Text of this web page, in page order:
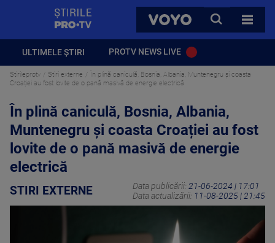
VOYO
CAUTA
TOATE
ULTIMELE ȘTIRI PROTV NEWS LIVE
Stirileprotv Stiri externe
În plină caniculă, Bosnia, Albania, Muntenegru și coasta
Croației au fost lovite de o pană masivă de energie electrică
În plină caniculă, Bosnia, Albania,
Muntenegru și coasta Croației au fost
lovite de o pană masivă de energie
electrică
STIRI EXTERNE Data publicării: 21-06-2024 | 17:01
Data actualizării: 11-08-2025 | 21:45